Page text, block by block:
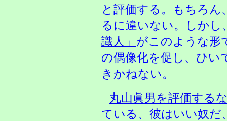
と評価する。もちろ
るに違いない。しか
識人」 がこのような形
の偶像化を促し、ひい
きかねない。
丸山眞男を評価する
ている、彼はいい奴だ